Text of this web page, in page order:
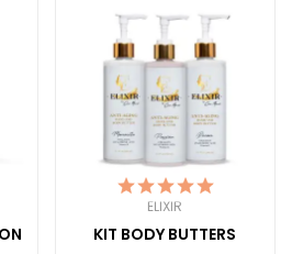
ELIXIR
KIT BODY BUTTERS